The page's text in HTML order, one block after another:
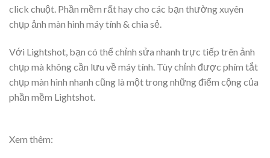
click chuột. Phần mềm rất hay cho các bạn thường xuyên
chụp ảnh màn hình máy tính & chia sẻ.
Với Lightshot, bạn có thể chỉnh sửa nhanh trực tiếp trên ảnh
chụp mà không cần lưu về máy tính. Tùy chỉnh được phím tắt
chụp màn hình nhanh cũng là một trong những điểm cộng của
phần mềm Lightshot.
Xem thêm: